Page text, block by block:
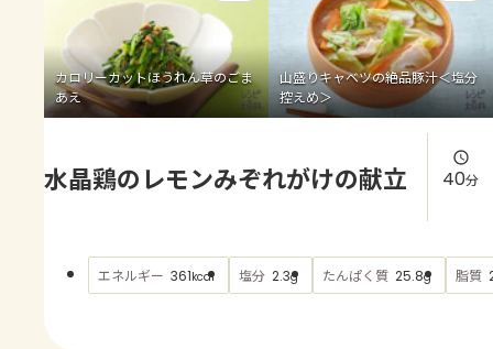
よくあるお問い合わせ
お買い物
AJINOMOTO PARK とは
カロリーカットほうれん草のごま
あえ
山盛りキャベツの絶品豚汁＜塩分
控えめ＞
水晶鶏のレモンみぞれがけの献立 40分
エネルギー 361kcal 塩分 2.3g たんぱく質 25.8g 脂質